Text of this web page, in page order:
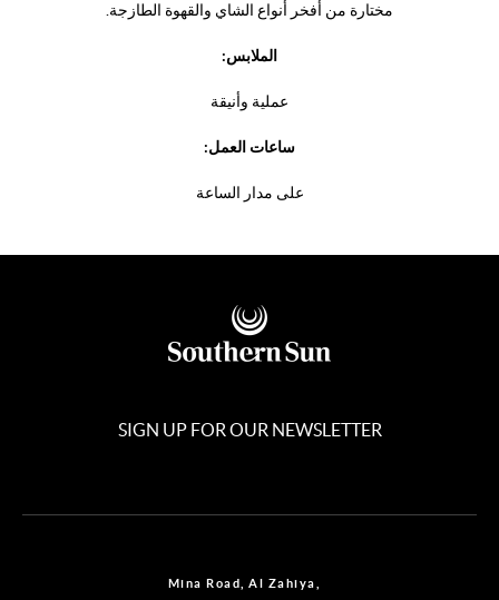
مختارة من أفخر أنواع الشاي والقهوة الطازجة.
الملابس:
عملية وأنيقة
ساعات العمل:
على مدار الساعة
SIGN UP FOR OUR NEWSLETTER
Mina Road, Al Zahiya,